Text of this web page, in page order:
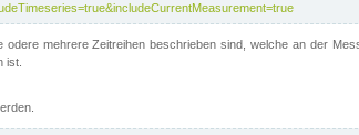
odere mehrere Zeitreihen beschrieben sind, welche an der
ist.